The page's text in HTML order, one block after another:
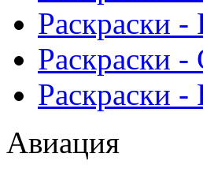
Раскраски -
Раскраски
Раскраски -
Авиация